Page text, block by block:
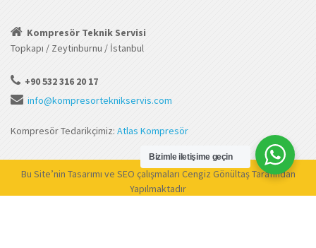
Kompresör Teknik Servisi
Topkapı / Zeytinburnu / İstanbul
+90 532 316 20 17
info@kompresorteknikservis.com
Kompresör Tedarikçimiz: Atlas Kompresör
Bu Site’nin Tasarımı ve SEO çalışmaları Cengiz GönültaşTarafından
Yapılmaktadır
Bizimle iletişime geçin